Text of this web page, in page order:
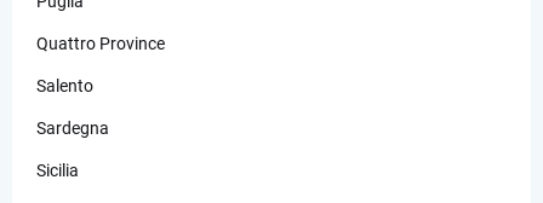
Quattro Province
Salento
Sardegna
Sicilia